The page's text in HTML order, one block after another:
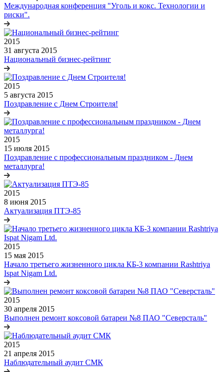
Международная конференция "Уголь и кокс. Технологии и
риски".
2015
31 августа 2015
Национальный бизнес-рейтинг
2015
5 августа 2015
Поздравление с Днем Строителя!
2015
15 июля 2015
Поздравление с профессиональным праздником - Днем
металлурга!
2015
8 июня 2015
Актуализация ПТЭ-85
2015
15 мая 2015
Начало третьего жизненного цикла КБ-3 компании Rashtriya
Ispat Nigam Ltd.
2015
30 апреля 2015
Выполнен ремонт коксовой батареи №8 ПАО "Северсталь"
2015
21 апреля 2015
Наблюдательный аудит СМК